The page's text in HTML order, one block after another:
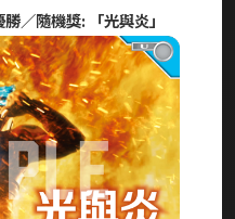
／隨機獎: 「光與炎」